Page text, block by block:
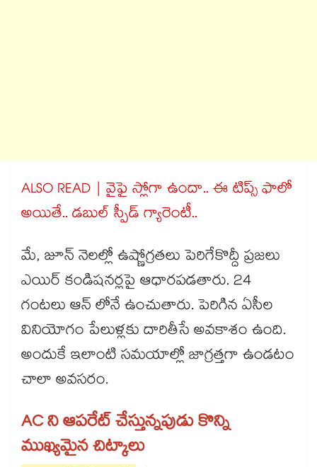
ALSO READ | వైఫై స్లోగా ఉందా.. ఈ టిప్స్ ఫాలో
అయితే.. డబుల్ స్పీడ్ గ్యారెంటీ..
మే, జూన్ నెలల్లో ఉష్ణోగ్రతలు పెరిగేకొద్దీ ప్రజలు
ఎయిర్ కండిషనర్లపై ఆధారపడతారు. 24
గంటలు ఆన్ లోనే ఉంచుతారు. పెరిగిన ఏసీల
వినియోగం పేలుళ్లకు దారితీసే అవకాశం ఉంది.
అందుకే ఇలాంటి సమయాల్లో జాగ్రత్తగా ఉండటం
చాలా అవసరం.
AC ని ఆపరేట్ చేస్తున్నపుడు కొన్ని
ముఖ్యమైన చిట్కాలు